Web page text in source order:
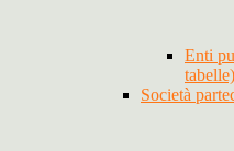
Enti
tabelle)
Società